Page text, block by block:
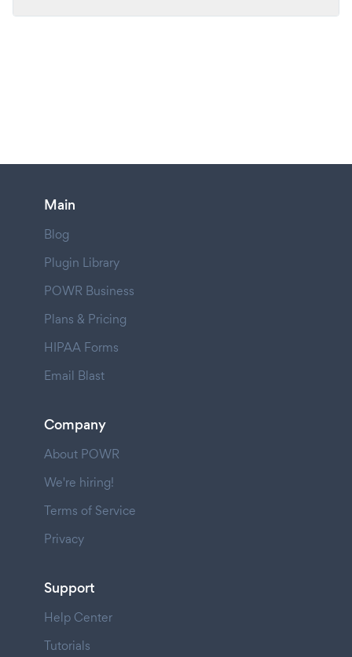
Main
Blog
Plugin Library
POWR Business
Plans & Pricing
HIPAA Forms
Email Blast
Company
About POWR
We're hiring!
Terms of Service
Privacy
Support
Help Center
Tutorials